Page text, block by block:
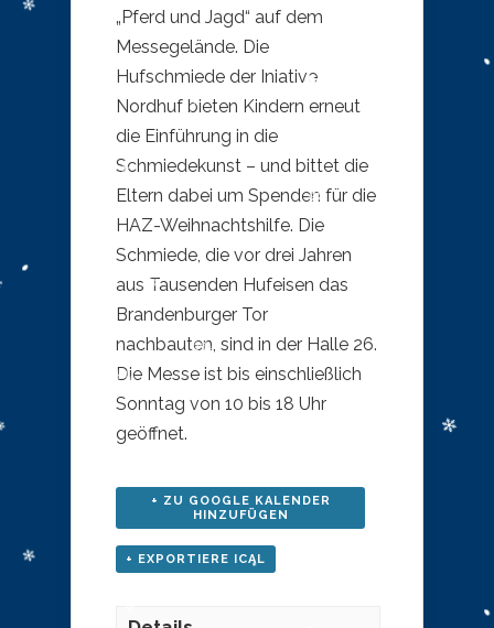
„Pferd und Jagd“ auf dem
Messegelände. Die
Hufschmiede der Iniative
Nordhuf bieten Kindern erneut
die Einführung in die
Schmiedekunst – und bittet die
Eltern dabei um Spenden für die
HAZ-Weihnachtshilfe. Die
Schmiede, die vor drei Jahren
aus Tausenden Hufeisen das
Brandenburger Tor
nachbauten, sind in der Halle 26.
Die Messe ist bis einschließlich
Sonntag von 10 bis 18 Uhr
geöffnet.
+ ZU GOOGLE KALENDER
HINZUFÜGEN
+ EXPORTIERE ICAL